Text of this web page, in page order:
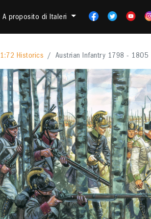
A proposito di Italeri
1:72 Historics Austrian Infantry 1798 - 1805